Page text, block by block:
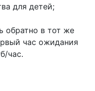
для детей;
обратно в тот же
час ожидания
час.